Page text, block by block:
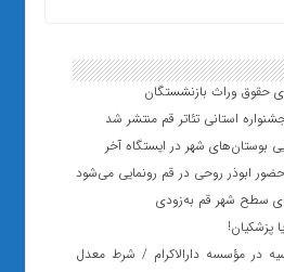
حقوق وراث بازنشستگان
استانی تئاتر قم منتشر شد
بوستان‌های شهر در ایستگاه آخر
ابوذر روحی در قم رونمایی می‌شود
سطح شهر قم به‌زودی
پزشکیان!
بورسیه در مؤسسه دارالاکرام / شرط معدل